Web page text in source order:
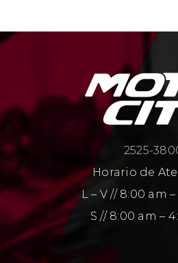
2525-
Horario de
L – V // 8:00 am
S // 8:00 am –